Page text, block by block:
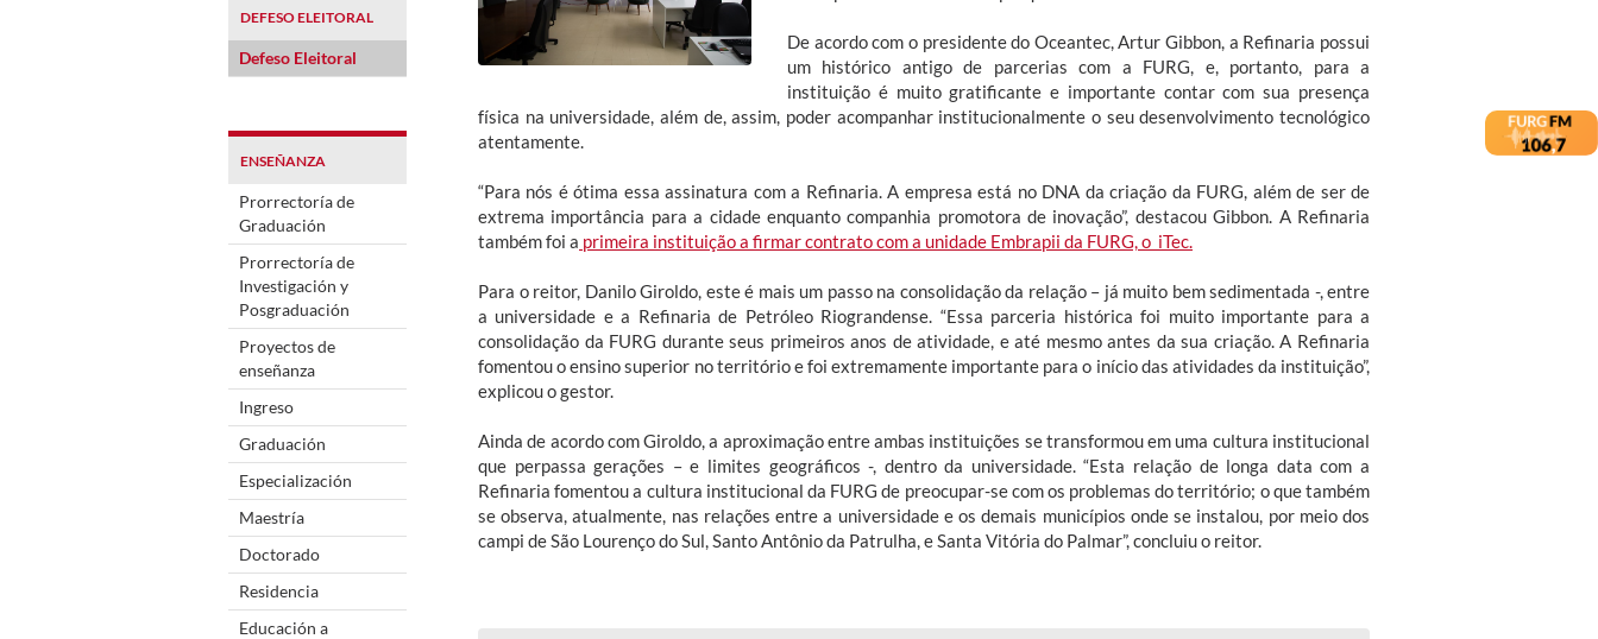
DEFESO ELEITORAL
Defeso Eleitoral
ENSEÑANZA
Prorrectoría de
Graduación
Prorrectoría de
Investigación y
Posgraduación
Proyectos de
enseñanza
Ingreso
Graduación
Especialización
Maestría
Doctorado
Residencia
Educación a
De acordo com o presidente do Oceantec, Artur Gibbon, a Refinaria possui
um histórico antigo de parcerias com a FURG, e, portanto, para a
instituição é muito gratificante e importante contar com sua presença
física na universidade, além de, assim, poder acompanhar institucionalmente o seu desenvolvimento tecnológico
atentamente.
“Para nós é ótima essa assinatura com a Refinaria. A empresa está no DNA da criação da FURG, além de ser de
extrema importância para a cidade enquanto companhia promotora de inovação”, destacou Gibbon. A Refinaria
também foi a primeira instituição a firmar contrato com a unidade Embrapii da FURG, o iTec.
Para o reitor, Danilo Giroldo, este é mais um passo na consolidação da relação – já muito bem sedimentada -, entre
a universidade e a Refinaria de Petróleo Riograndense. “Essa parceria histórica foi muito importante para a
consolidação da FURG durante seus primeiros anos de atividade, e até mesmo antes da sua criação. A Refinaria
fomentou o ensino superior no território e foi extremamente importante para o início das atividades da instituição”,
explicou o gestor.
Ainda de acordo com Giroldo, a aproximação entre ambas instituições se transformou em uma cultura institucional
que perpassa gerações – e limites geográficos -, dentro da universidade. “Esta relação de longa data com a
Refinaria fomentou a cultura institucional da FURG de preocupar-se com os problemas do território; o que também
se observa, atualmente, nas relações entre a universidade e os demais municípios onde se instalou, por meio dos
campi de São Lourenço do Sul, Santo Antônio da Patrulha, e Santa Vitória do Palmar”, concluiu o reitor.